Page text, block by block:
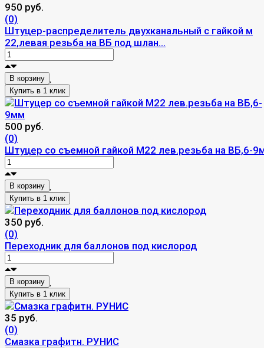
950 руб.
(0)
Штуцер-распределитель двухканальный с гайкой м
22,левая резьба на ВБ под шлан...
В корзину
500 руб.
(0)
Штуцер со съемной гайкой М22 лев.резьба на ВБ,6-
В корзину
350 руб.
(0)
Переходник для баллонов под кислород
В корзину
35 руб.
(0)
Смазка графитн. РУНИС